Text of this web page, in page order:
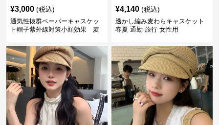
¥3,000 (税込)
通気性抜群ペーパーキャスケッ
ト帽子紫外線対策小顔効果 麦
¥4,140 (税込)
透かし編み麦わらキャスケット
春夏 通勤 旅行 女性用